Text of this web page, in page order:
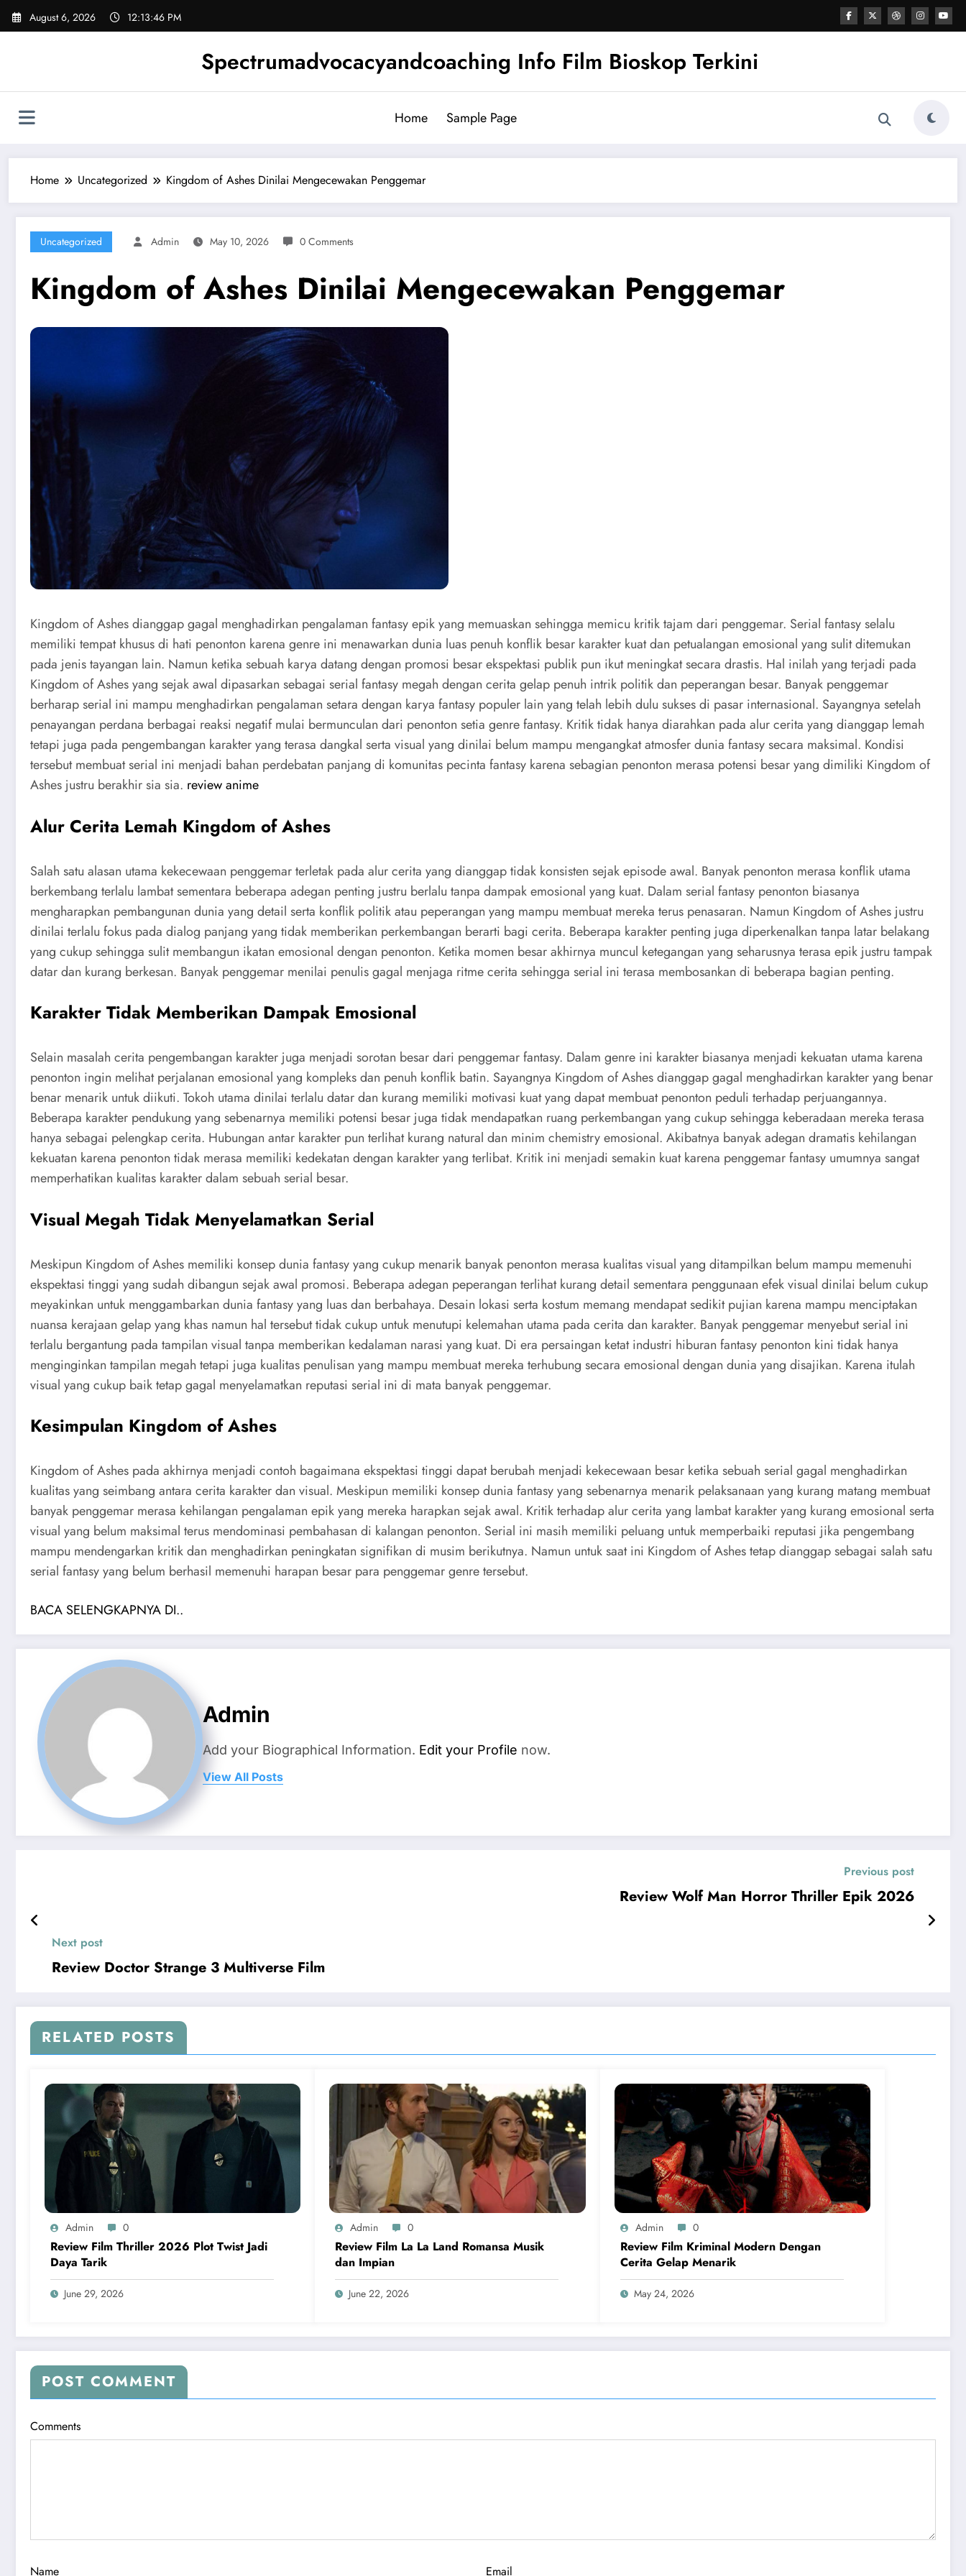
Skip
August 6, 2026 12:13:47 PM
Spectrumadvocacyandcoaching Info Film Bioskop Terkini
Home Sample Page
Home Uncategorized Kingdom of Ashes Dinilai Mengecewakan Penggemar
Uncategorized Admin May 10, 2026 0 Comments
Kingdom of Ashes Dinilai Mengecewakan Penggemar
Kingdom of Ashes dianggap gagal menghadirkan pengalaman fantasy epik yang memuaskan sehingga memicu kritik tajam dari penggemar. Serial fantasy selalu
memiliki tempat khusus di hati penonton karena genre ini menawarkan dunia luas penuh konflik besar karakter kuat dan petualangan emosional yang sulit ditemukan
pada jenis tayangan lain. Namun ketika sebuah karya datang dengan promosi besar ekspektasi publik pun ikut meningkat secara drastis. Hal inilah yang terjadi pada
Kingdom of Ashes yang sejak awal dipasarkan sebagai serial fantasy megah dengan cerita gelap penuh intrik politik dan peperangan besar. Banyak penggemar
berharap serial ini mampu menghadirkan pengalaman setara dengan karya fantasy populer lain yang telah lebih dulu sukses di pasar internasional. Sayangnya setelah
penayangan perdana berbagai reaksi negatif mulai bermunculan dari penonton setia genre fantasy. Kritik tidak hanya diarahkan pada alur cerita yang dianggap lemah
tetapi juga pada pengembangan karakter yang terasa dangkal serta visual yang dinilai belum mampu mengangkat atmosfer dunia fantasy secara maksimal. Kondisi
tersebut membuat serial ini menjadi bahan perdebatan panjang di komunitas pecinta fantasy karena sebagian penonton merasa potensi besar yang dimiliki Kingdom of
Ashes justru berakhir sia sia. review anime
Alur Cerita Lemah Kingdom of Ashes
Salah satu alasan utama kekecewaan penggemar terletak pada alur cerita yang dianggap tidak konsisten sejak episode awal. Banyak penonton merasa konflik utama
berkembang terlalu lambat sementara beberapa adegan penting justru berlalu tanpa dampak emosional yang kuat. Dalam serial fantasy penonton biasanya
mengharapkan pembangunan dunia yang detail serta konflik politik atau peperangan yang mampu membuat mereka terus penasaran. Namun Kingdom of Ashes justru
dinilai terlalu fokus pada dialog panjang yang tidak memberikan perkembangan berarti bagi cerita. Beberapa karakter penting juga diperkenalkan tanpa latar belakang
yang cukup sehingga sulit membangun ikatan emosional dengan penonton. Ketika momen besar akhirnya muncul ketegangan yang seharusnya terasa epik justru tampak
datar dan kurang berkesan. Banyak penggemar menilai penulis gagal menjaga ritme cerita sehingga serial ini terasa membosankan di beberapa bagian penting.
Karakter Tidak Memberikan Dampak Emosional
Selain masalah cerita pengembangan karakter juga menjadi sorotan besar dari penggemar fantasy. Dalam genre ini karakter biasanya menjadi kekuatan utama karena
penonton ingin melihat perjalanan emosional yang kompleks dan penuh konflik batin. Sayangnya Kingdom of Ashes dianggap gagal menghadirkan karakter yang benar
benar menarik untuk diikuti. Tokoh utama dinilai terlalu datar dan kurang memiliki motivasi kuat yang dapat membuat penonton peduli terhadap perjuangannya.
Beberapa karakter pendukung yang sebenarnya memiliki potensi besar juga tidak mendapatkan ruang perkembangan yang cukup sehingga keberadaan mereka terasa
hanya sebagai pelengkap cerita. Hubungan antar karakter pun terlihat kurang natural dan minim chemistry emosional. Akibatnya banyak adegan dramatis kehilangan
kekuatan karena penonton tidak merasa memiliki kedekatan dengan karakter yang terlibat. Kritik ini menjadi semakin kuat karena penggemar fantasy umumnya sangat
memperhatikan kualitas karakter dalam sebuah serial besar.
Visual Megah Tidak Menyelamatkan Serial
Meskipun Kingdom of Ashes memiliki konsep dunia fantasy yang cukup menarik banyak penonton merasa kualitas visual yang ditampilkan belum mampu memenuhi
ekspektasi tinggi yang sudah dibangun sejak awal promosi. Beberapa adegan peperangan terlihat kurang detail sementara penggunaan efek visual dinilai belum cukup
meyakinkan untuk menggambarkan dunia fantasy yang luas dan berbahaya. Desain lokasi serta kostum memang mendapat sedikit pujian karena mampu menciptakan
nuansa kerajaan gelap yang khas namun hal tersebut tidak cukup untuk menutupi kelemahan utama pada cerita dan karakter. Banyak penggemar menyebut serial ini
terlalu bergantung pada tampilan visual tanpa memberikan kedalaman narasi yang kuat. Di era persaingan ketat industri hiburan fantasy penonton kini tidak hanya
menginginkan tampilan megah tetapi juga kualitas penulisan yang mampu membuat mereka terhubung secara emosional dengan dunia yang disajikan. Karena itulah
visual yang cukup baik tetap gagal menyelamatkan reputasi serial ini di mata banyak penggemar.
Kesimpulan Kingdom of Ashes
Kingdom of Ashes pada akhirnya menjadi contoh bagaimana ekspektasi tinggi dapat berubah menjadi kekecewaan besar ketika sebuah serial gagal menghadirkan
kualitas yang seimbang antara cerita karakter dan visual. Meskipun memiliki konsep dunia fantasy yang sebenarnya menarik pelaksanaan yang kurang matang membuat
banyak penggemar merasa kehilangan pengalaman epik yang mereka harapkan sejak awal. Kritik terhadap alur cerita yang lambat karakter yang kurang emosional serta
visual yang belum maksimal terus mendominasi pembahasan di kalangan penonton. Serial ini masih memiliki peluang untuk memperbaiki reputasi jika pengembang
mampu mendengarkan kritik dan menghadirkan peningkatan signifikan di musim berikutnya. Namun untuk saat ini Kingdom of Ashes tetap dianggap sebagai salah satu
serial fantasy yang belum berhasil memenuhi harapan besar para penggemar genre tersebut.
BACA SELENGKAPNYA DI..
Admin
Add your Biographical Information. Edit your Profile now.
View All Posts
Previous post
Review Wolf Man Horror Thriller Epik 2026
Next post
Review Doctor Strange 3 Multiverse Film
RELATED POSTS
Admin 0
Review Film Thriller 2026 Plot Twist Jadi
Daya Tarik
June 29, 2026
Admin 0
Review Film La La Land Romansa Musik
dan Impian
June 22, 2026
Admin 0
Review Film Kriminal Modern Dengan
Cerita Gelap Menarik
May 24, 2026
POST COMMENT
Comments
Name Email